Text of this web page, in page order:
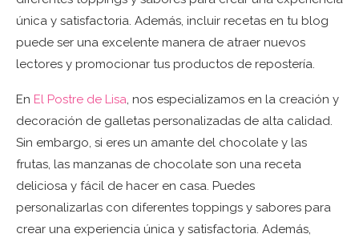
única y satisfactoria. Además, incluir recetas en tu blog
puede ser una excelente manera de atraer nuevos
lectores y promocionar tus productos de repostería.
En El Postre de Lisa, nos especializamos en la creación y
decoración de galletas personalizadas de alta calidad.
Sin embargo, si eres un amante del chocolate y las
frutas, las manzanas de chocolate son una receta
deliciosa y fácil de hacer en casa. Puedes
personalizarlas con diferentes toppings y sabores para
crear una experiencia única y satisfactoria. Además,